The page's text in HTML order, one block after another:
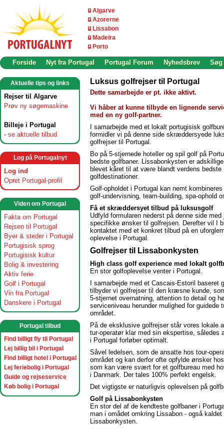
Algarve
Azorerne
Lissabon
Madeira
Porto
Forside Nyt fra Portugal Portugal Forum Nyhedsbrev Søg
Aktuelle tips og links
Rejser til Algarve
Prøv ny søgemaskine
Billeje i Portugal
- se aktuelle tilbud
Log på Portugalnyt
Log ind
Opret Portugal-profil
Viden om Portugal
Fakta om Portugal
Rejsen til Portugal
Byer & steder i Portugal
Portugisisk sprog
Portugisisk kultur
Bolig & investering
Aktiv ferie
Golf i Portugal
Vin fra Portugal
Danskere i Portugal
Portugal tilbud
Find billigt fly til Portugal
Lej billig bil i Portugal
Find billigt hotel i Portugal
Lej feriebolig i Portugal
Guide og rejseservice
Køb bolig i Portugal
Luksus golfrejser til Portugal
Dette samarbejde er pt. ikke aktivt.
Vi håber at kunne tilbyde en lignende
med en ny golf-partner.
I samarbejde med et lokalt portugisisk
formidler vi på denne side skræddersyede
golfrejser til Portugal.
Bo på 5-stjernede hoteller og spil golf på
bedste golfbaner. Lissabonkysten er
blevet kåret til at være blandt verdens bedste
golfdestinationer.
Golf-opholdet i Portugal kan nemt
golf-undervisning, team-building, spa-ophold
Få et skræddersyet tilbud på luksusgolf
Udfyld formularen nederst på denne side med
specifikke ønsker til golfrejsen. Derefter vil I
kontaktet med et konkret tilbud på en
oplevelse i Portugal.
Golfrejser til Lissabonkysten
High class golf experience med lokalt
En stor golfoplevelse venter i Portugal.
I samarbejde med et Cascais-Estoril baseret
tilbyder vi golfrejser til den kræsne kunde,
5-stjernet overnatning, attention to detail og
serviceniveau herunder mulighed for guidede
området.
På de eksklusive golfrejser står vores lokale
tur-operatør klar med sin ekspertise, således
i Portugal forløber optimalt.
Såvel ledelsen, som de ansatte hos tour-
området og kan derfor ofte opfylde ønsker
som kan være svært for et golfbureau med
i Danmark. Der tales 100% perfekt engelsk.
Det vigtigste er naturligvis oplevelsen på
Golf på Lissabonkysten
En stor del af de kendteste golfbaner i
man i omådet omkring Lissabon - også kaldet
Lissabonkysten.